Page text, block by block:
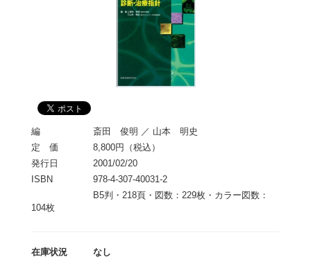
編
斎田 俊明 ／ 山本 明史
定 価
8,800円（税込）
発行日
2001/02/20
ISBN
978-4-307-40031-2
B5判・218頁・図数：229枚・カラー図数：
104枚
在庫状況 なし